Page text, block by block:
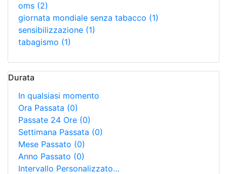
oms (2)
giornata mondiale senza tabacco (1)
sensibilizzazione (1)
tabagismo (1)
Durata
In qualsiasi momento
Ora Passata (0)
Passate 24 Ore (0)
Settimana Passata (0)
Mese Passato (0)
Anno Passato (0)
Intervallo Personalizzato…